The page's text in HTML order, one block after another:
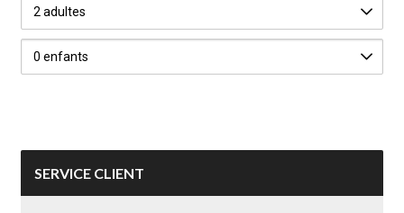
SERVICE CLIENT